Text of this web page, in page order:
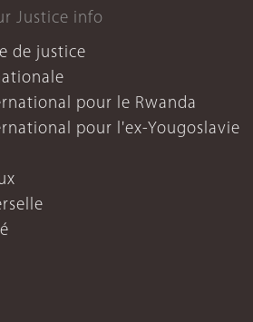
Justice info
de justice
pour le Rwanda
pour l'ex-Yougoslavie